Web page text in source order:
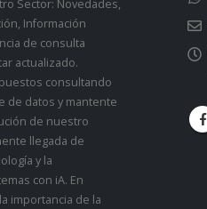
Sector: Novedades,
Información
de consulta
actualizado.
consultando
de datos y mantente
de nuestro
llegada de
y la
con iA. En
importancia de la